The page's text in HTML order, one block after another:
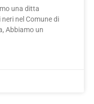
una ditta
nel Comune di
Abbiamo un